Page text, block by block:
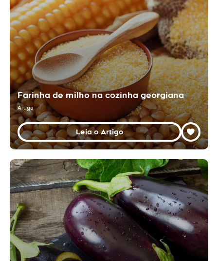
Farinha de milho na cozinha georgiana
Artigo
Leia o Artigo